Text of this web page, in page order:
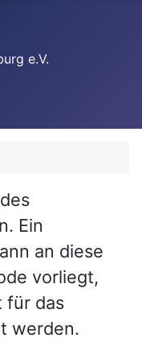
e.V.
Ein
an diese
vorliegt,
für das
werden.